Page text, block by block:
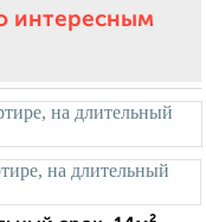
интересным